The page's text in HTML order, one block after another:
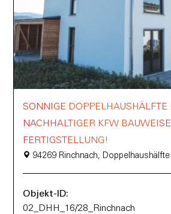
SONNIGE DOPPELHAUSHÄLFTE
NACHHALTIGER KFW
FERTIGSTELLUNG!
94269 Rinchnach, Doppelhaushälfte
Objekt-ID:
02_DHH_16/28_Rinchnach